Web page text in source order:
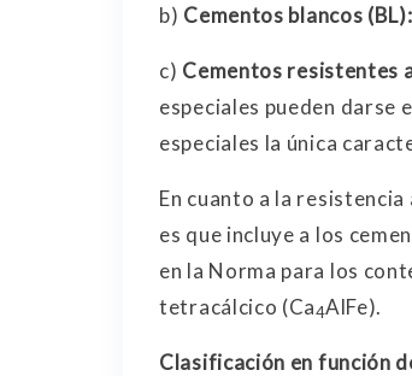
b) Cementos blancos (BL):
c) Cementos resistentes
especiales pueden darse
especiales la única
En cuanto a la
es que incluye a los
en la Norma para los
tetracálcico (Ca4AlFe).
Clasificación en función